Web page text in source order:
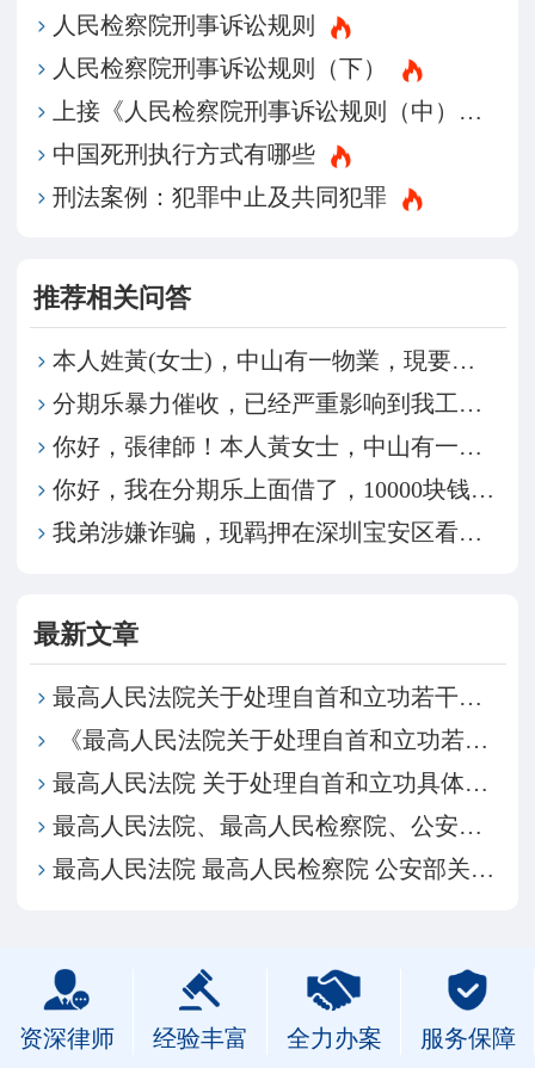
​人民检察院刑事诉讼规则
人民检察院刑事诉讼规则（下）
上接《人民检察院刑事诉讼规则（中）》
中国死刑执行方式有哪些
刑法案例：犯罪中止及共同犯罪
推荐相关问答
本人姓黃(女士)，中山有一物業，現要將物業轉讓給弟
分期乐暴力催收，已经严重影响到我工作和家人工作，原
你好，張律師！本人黃女士，中山有一物業，現要將物業
你好，我在分期乐上面借了，10000块钱，现在利息
我弟涉嫌诈骗，现羁押在深圳宝安区看守所，我们想请律
最新文章
最高人民法院关于处理自首和立功若干具体问题的意见
​ 《最高人民法院关于处理自首和立功若干具体问题的意见》的理解与适用
最高人民法院 关于处理自首和立功具体应用法律若干问题的解释
最高人民法院、最高人民检察院、公安部、司法部关于跨省异地执行刑罚的黑恶势力罪犯坦白检举构成自首立功若干问题的意见
最高人民法院 最高人民检察院 公安部关于敦促跨境赌博相关犯罪嫌疑人投案自首的通告
资深律师 经验丰富 全力办案 服务保障